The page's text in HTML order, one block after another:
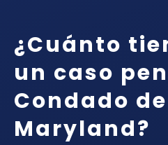
¿Cuánto
un caso
Condado
Maryland?